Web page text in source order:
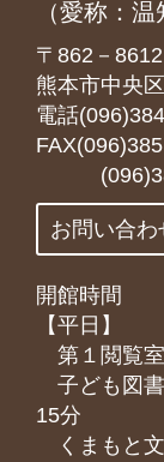
（愛称：温
〒862－8612
熊本市中央
電話
(096)385
お問い合わ
開館時間
【平日】
第１閲覧
子ども
15分
くまもと